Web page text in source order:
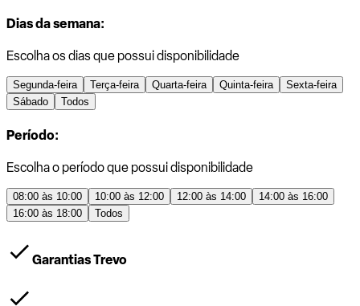
Dias da semana:
Escolha os dias que possui disponibilidade
Segunda-feira Terça-feira Quarta-feira Quinta-feira
Sexta-feira
Sábado
Todos
Período:
Escolha o período que possui disponibilidade
08:00 às 10:00 10:00 às 12:00 12:00 às 14:00
14:00 às 16:00
16:00 às 18:00
Todos
Garantias Trevo